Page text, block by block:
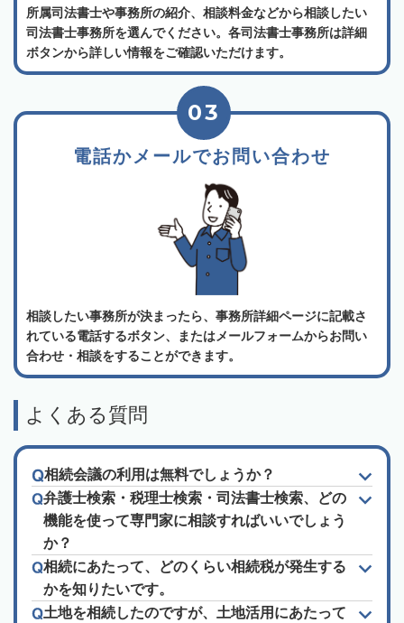
所属司法書士や事務所の紹介、相談料金などから相談したい
司法書士事務所を選んでください。各司法書士事務所は詳細
ボタンから詳しい情報をご確認いただけます。
電話かメールでお問い合わせ
03
相談したい事務所が決まったら、事務所詳細ページに記載さ
れている電話するボタン、またはメールフォームからお問い
合わせ・相談をすることができます。
よくある質問
相続会議の利用は無料でしょうか？
弁護士検索・税理士検索・司法書士検索、どの
機能を使って専門家に相談すればいいでしょう
か？
相続にあたって、どのくらい相続税が発生する
かを知りたいです。
土地を相続したのですが、土地活用にあたって